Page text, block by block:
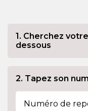
1. Cherchez
dessous
2. Tapez son